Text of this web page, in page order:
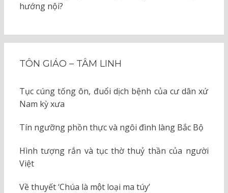
hướng nội?
TÔN GIÁO – TÂM LINH
Tục cúng tống ôn, đuổi dịch bệnh của cư dân xứ
Nam kỳ xưa
Tín ngưỡng phồn thực và ngôi đình làng Bắc Bộ
Hình tượng rắn và tục thờ thuỷ thần của người
Việt
Về thuyết ‘Chúa là một loại ma túy’